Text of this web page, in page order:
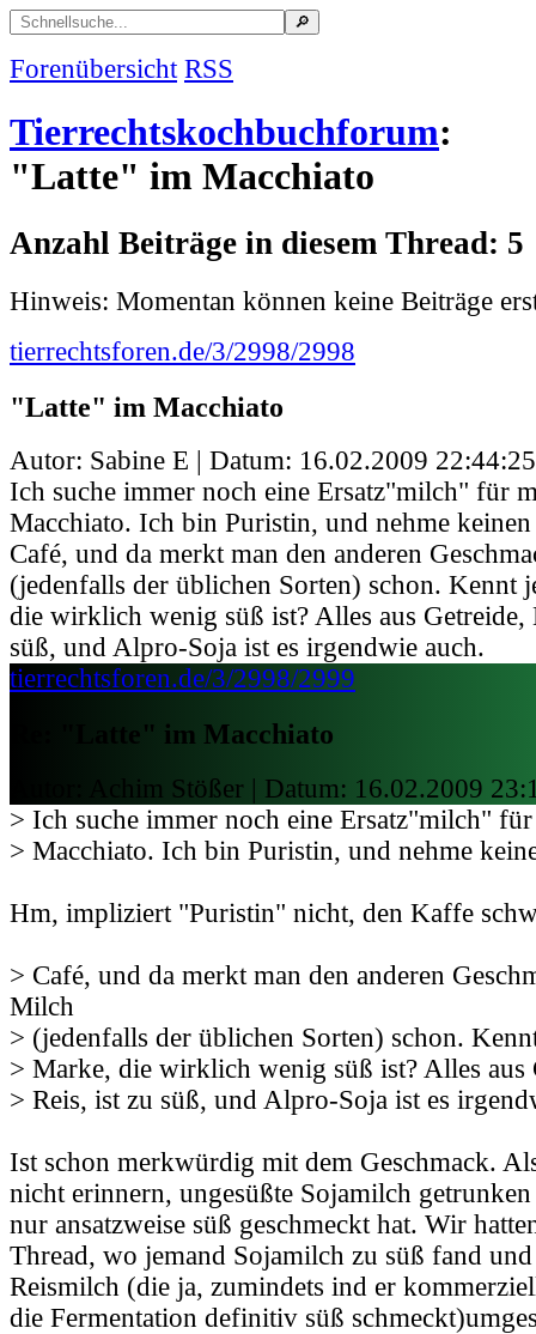
Forenübersicht RSS
Tierrechtskochbuchforum:
"Latte" im Macchiato
Anzahl Beiträge in diesem Thread: 5
Hinweis: Momentan können keine Beiträge
tierrechtsforen.de/3/2998/2998
"Latte" im Macchiato
Autor: Sabine E | Datum: 16.02.2009 22:44:25
Ich suche immer noch eine Ersatz"milch" für
Macchiato. Ich bin Puristin, und nehme
Café, und da merkt man den anderen
(jedenfalls der üblichen Sorten) schon. Kennt
die wirklich wenig süß ist? Alles aus Getreide,
süß, und Alpro-Soja ist es irgendwie auch.
tierrechtsforen.de/3/2998/2999
Re: "Latte" im Macchiato
Autor: Achim Stößer | Datum: 16.02.2009
> Ich suche immer noch eine Ersatz"milch"
> Macchiato. Ich bin Puristin, und nehme
Hm, impliziert "Puristin" nicht, den Kaffe
> Café, und da merkt man den anderen
Milch
> (jedenfalls der üblichen Sorten) schon.
> Marke, die wirklich wenig süß ist? Alles aus
> Reis, ist zu süß, und Alpro-Soja ist es
Ist schon merkwürdig mit dem Geschmack.
nicht erinnern, ungesüßte Sojamilch
nur ansatzweise süß geschmeckt hat. Wir
Thread, wo jemand Sojamilch zu süß fand
Reismilch (die ja, zumindets ind er
die Fermentation definitiv süß